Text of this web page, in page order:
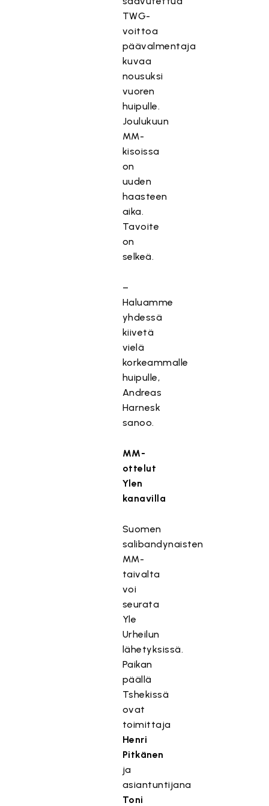
TWG-
voittoa
päävalmentaja
kuvaa
nousuksi
vuoren
huipulle.
Joulukuun
MM-
kisoissa
on
uuden
haasteen
aika.
Tavoite
on
selkeä.
–
Haluamme
yhdessä
kiivetä
vielä
korkeammalle
huipulle,
Andreas
Harnesk
sanoo.
MM-
ottelut
Ylen
kanavilla
Suomen
salibandynaisten
MM-
taivalta
voi
seurata
Yle
Urheilun
lähetyksissä.
Paikan
päällä
Tshekissä
ovat
toimittaja
Henri
Pitkänen
ja
asiantuntijana
Toni